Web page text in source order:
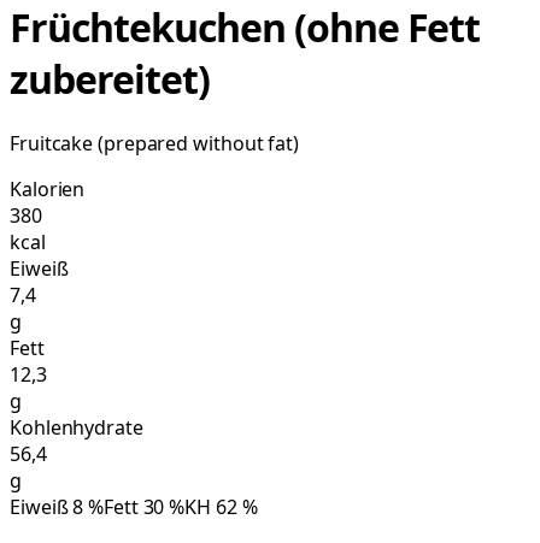
Früchtekuchen (ohne Fett
zubereitet)
Fruitcake (prepared without fat)
Kalorien
380
kcal
Eiweiß
7,4
g
Fett
12,3
g
Kohlenhydrate
56,4
g
Eiweiß8%Fett30%KH 62%